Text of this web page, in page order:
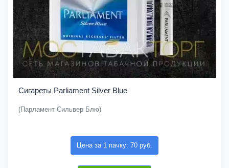
Сигареты Parliament Silver Blue
(Парламент Сильвер Блю)
Цена за 1 пачку: 70 руб.